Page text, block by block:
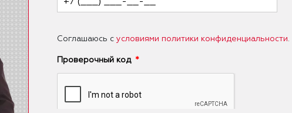
Соглашаюсь с условиями политики конфиденциальности.
Проверочный код